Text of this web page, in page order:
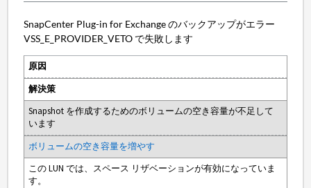
SnapCenter Plug-in for Exchange のバックアップがエラー
VSS_E_PROVIDER_VETO で失敗します
原因
解決策
Snapshot を作成するためのボリュームの空き容量が不足して
います
ボリュームの空き容量を増やす
この LUN では、スペース リザベーションが有効になっていま
す。